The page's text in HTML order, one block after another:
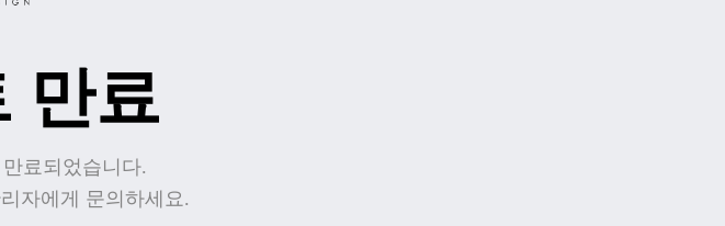
만료
료되었습니다.
자에게 문의하세요.